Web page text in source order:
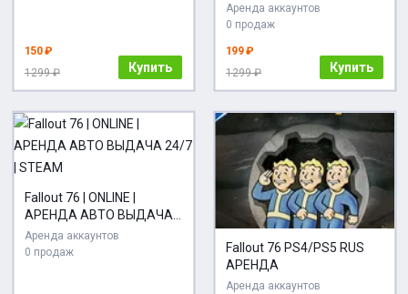
150 ₽
1299 ₽
Купить
Аренда аккаунтов
0 продаж
199 ₽
1299 ₽
Купить
Fallout 76 | ONLINE |
АРЕНДА АВТО ВЫДАЧА
24/7 | STEAM
Аренда аккаунтов
0 продаж
Fallout 76 PS4/PS5 RUS
АРЕНДА
Аренда аккаунтов